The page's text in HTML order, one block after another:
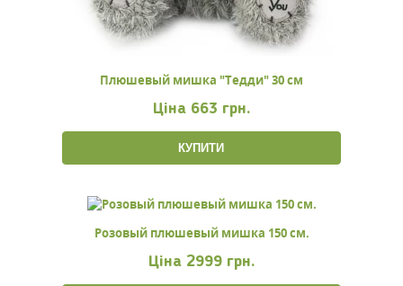
Плюшевый мишка "Тедди" 30 см
Ціна 663 грн.
КУПИТИ
Розовый плюшевый мишка 150 см.
Ціна 2999 грн.